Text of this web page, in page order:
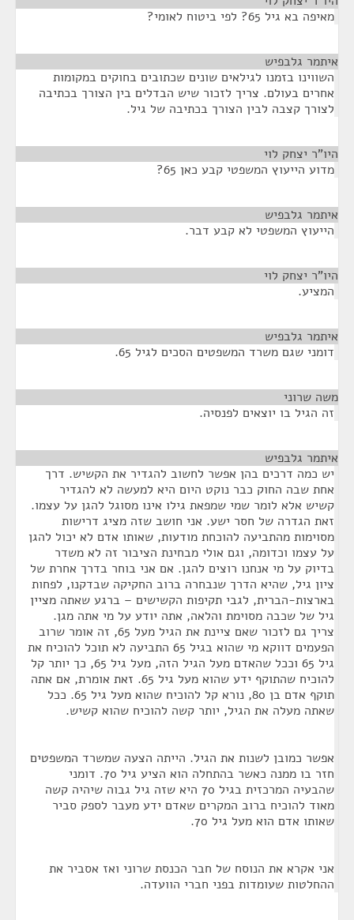
מאיפה בא גיל 65? לפי ביטוח לאומי?
איתמר גלבפיש
השווינו בזמנו לגילאים שונים שכתובים בחוקים במקומות
אחרים בעולם. צריך לזכור שיש הבדלים בין הצורך בכתיבה
לצורך קצבה לבין הצורך בכתיבה של גיל.
היו"ר יצחק לוי
מדוע הייעוץ המשפטי קבע כאן 65?
איתמר גלבפיש
הייעוץ המשפטי לא קבע דבר.
היו"ר יצחק לוי
המציע.
איתמר גלבפיש
דומני שגם משרד המשפטים הסכים לגיל 65.
משה שרוני
זה הגיל בו יוצאים לפנסיה.
איתמר גלבפיש
יש כמה דרכים בהן אפשר לחשוב להגדיר את הקשיש. דרך
אחת שבה החוק כבר נוקט היום היא למעשה לא להגדיר
קשיש אלא לומר שמי שמפאת גילו אינו מסוגל להגן על עצמו.
זאת הגדרה של חסר ישע. אני חושב שזה מציג דרישות
מסוימות מהתביעה להוכחת מודעות, שאותו אדם לא יכול להגן
על עצמו וכדומה, וגם אולי מבחינת הציבור זה לא משדר
בדיוק על מי אנחנו רוצים להגן. אם אני בוחר בדרך אחרת של
ציון גיל, שהיא הדרך שנבחרה ברוב החקיקה שבדקנו, לפחות
בארצות-הברית, לגבי תקיפות הקשישים – ברגע שאתה מציין
גיל של שכבה מסוימת והלאה, אתה יודע על מי אתה מגן.
צריך גם לזכור שאם ציינת את הגיל מעל 65, זה אומר שרוב
הפעמים דווקא מי שהוא בגיל 65 התביעה לא תוכל להוכיח את
גיל 65 וככל שהאדם מעל הגיל הזה, מעל גיל 65, כך יותר קל
להוכיח שהתוקף ידע שהוא מעל גיל 65. זאת אומרת, אם אתה
תוקף אדם בן 80, נורא קל להוכיח שהוא מעל גיל 65. ככל
שאתה מעלה את הגיל, יותר קשה להוכיח שהוא קשיש.
אפשר כמובן לשנות את הגיל. הייתה הצעה שמשרד המשפטים
חזר בו ממנה כאשר בהתחלה הוא הציע גיל 70. דומני
שהבעיה המרכזית בגיל 70 היא שזה גיל גבוה שיהיה קשה
מאוד להוכיח ברוב המקרים שאדם ידע מעבר לספק סביר
שאותו אדם הוא מעל גיל 70.
אני אקרא את הנוסח של חבר הכנסת שרוני ואז אסביר את
ההחלטות שעומדות בפני חברי הוועדה.